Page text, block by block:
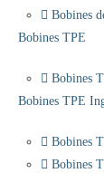
Bobines
Bobines TPE
Bobines
Bobines TPE
Bobines
Bobines